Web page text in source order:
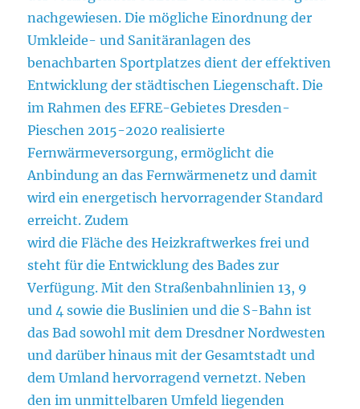
nachgewiesen. Die mögliche Einordnung der
Umkleide- und Sanitäranlagen des
benachbarten Sportplatzes dient der effektiven
Entwicklung der städtischen Liegenschaft. Die
im Rahmen des EFRE-Gebietes Dresden-
Pieschen 2015-2020 realisierte
Fernwärmeversorgung, ermöglicht die
Anbindung an das Fernwärmenetz und damit
wird ein energetisch hervorragender Standard
erreicht. Zudem
wird die Fläche des Heizkraftwerkes frei und
steht für die Entwicklung des Bades zur
Verfügung. Mit den Straßenbahnlinien 13, 9
und 4 sowie die Buslinien und die S-Bahn ist
das Bad sowohl mit dem Dresdner Nordwesten
und darüber hinaus mit der Gesamtstadt und
dem Umland hervorragend vernetzt. Neben
den im unmittelbaren Umfeld liegenden